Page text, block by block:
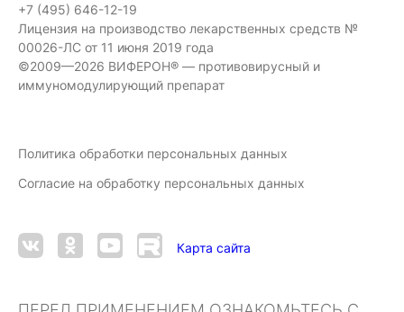
+7 (495) 646-12-19
Лицензия на производство лекарственных средств №
00026-ЛС от 11 июня 2019 года
©2009—2026 ВИФЕРОН® — противовирусный и
иммуномодулирующий препарат
Политика обработки персональных данных
Согласие на обработку персональных данных
Карта сайта